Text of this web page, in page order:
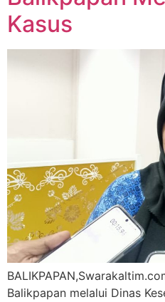
Kasus
Balikpapan melalui Dinas